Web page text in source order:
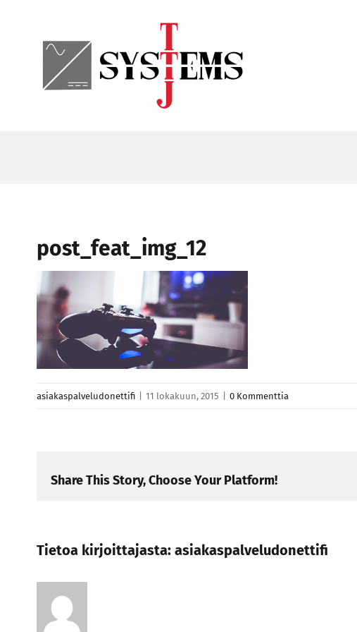
post_feat_img_12
asiakaspalveludonettifi 11 lokakuun, 2015 0 Kommenttia
Share This Story, Choose Your Platform!
Tietoa kirjoittajasta: asiakaspalveludonettifi